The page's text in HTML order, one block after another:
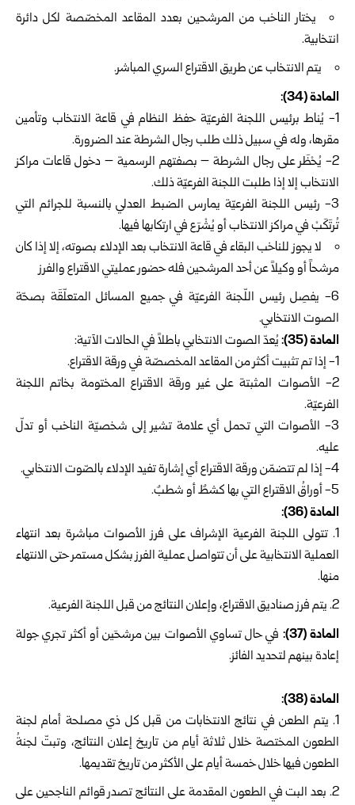
يختار الناخب من المرشحين بعدد المقاعد المخصّصة لكل دائرة
انتخابية.
يتم الانتخاب عن طريق الاقتراع السري المباشر.
المادة (34):
1-‏ يُناط برئيس اللجنة الفرعيّة حفظ النظام في قاعة الانتخاب وتأمين
مقرها، وله في سبيل ذلك طلب رجال الشرطة عند الضرورة.
2- يُحْظَر على رجال الشرطة – بصفتهم الرسمية – دخول قاعات مراكز
الانتخاب إلا إذا طلبت اللجنة الفرعيّة ذلك.
3- رئيس اللجنة الفرعيّة يمارس الضبط العدلي بالنسبة للجرائم التي
تُرتَكَبْ في مراكز الانتخاب أو يُشْرَع في ارتكابها فيها.
لا يجوز للناخب البقاء في قاعة الانتخاب بعد الإدلاء بصوته، إلا إذا كان
مرشحاً أو وكيلاً عن أحد المرشحين فله حضور عمليتي الاقتراع والفرز
6- يفصِل رئيس اللّجنة الفرعيّة في جميع المسائل المتعلّقَة بصحّة
الصوت الانتخابي.
المادة (35):
يُعدّ الصوت الانتخابي باطلاً في الحالات الآتية:
1-‏ إذا تم تثبيت أكثر من المقاعد المخصصّة في ورقة الاقتراع.
2- الأصوات المثبتة على غير ورقة الاقتراع المختومة بخاتم اللجنة
الفرعيّة.
3- الأصوات التي تحمل أي علامة تشير إلى شخصيّة الناخب أو تدلّ
عليه.
4- إذا لم تتضمّن ورقة الاقتراع أي إشارة تفيد الإدلاء بالصّوت الانتخابي.
5- أوراقُ الاقتراع التي بها كشطٌ أو شطبٌ.
‏المادة (36):
تتولى اللجنة الفرعية الإشراف على فرز الأصوات مباشرة بعد انتهاء
العملية الانتخابية على أن تتواصل عملية الفرز بشكل مستمر حتى الانتهاء
منها.
يتم فرز صناديق الاقتراع، وإعلان النتائج من قبل اللجنة الفرعية.
المادة (37):
في حال تساوي الأصوات بين مرشحَين أو أكثر تجري جولة
إعادة بينهم لتحديد الفائز.
المادة (38):
يتم الطعن في نتائج الانتخابات من قبل كل ذي مصلحة أمام لجنة
الطعون المختصة خلال ثلاثة أيام من تاريخ إعلان النتائج، وتبتّ لجنةُ
الطعون فيها خلال خمسة أيام على الأكثر من تاريخ تقديمها.
بعد البت في الطعون المقدمة على النتائج تصدر قوائم الناجحين على